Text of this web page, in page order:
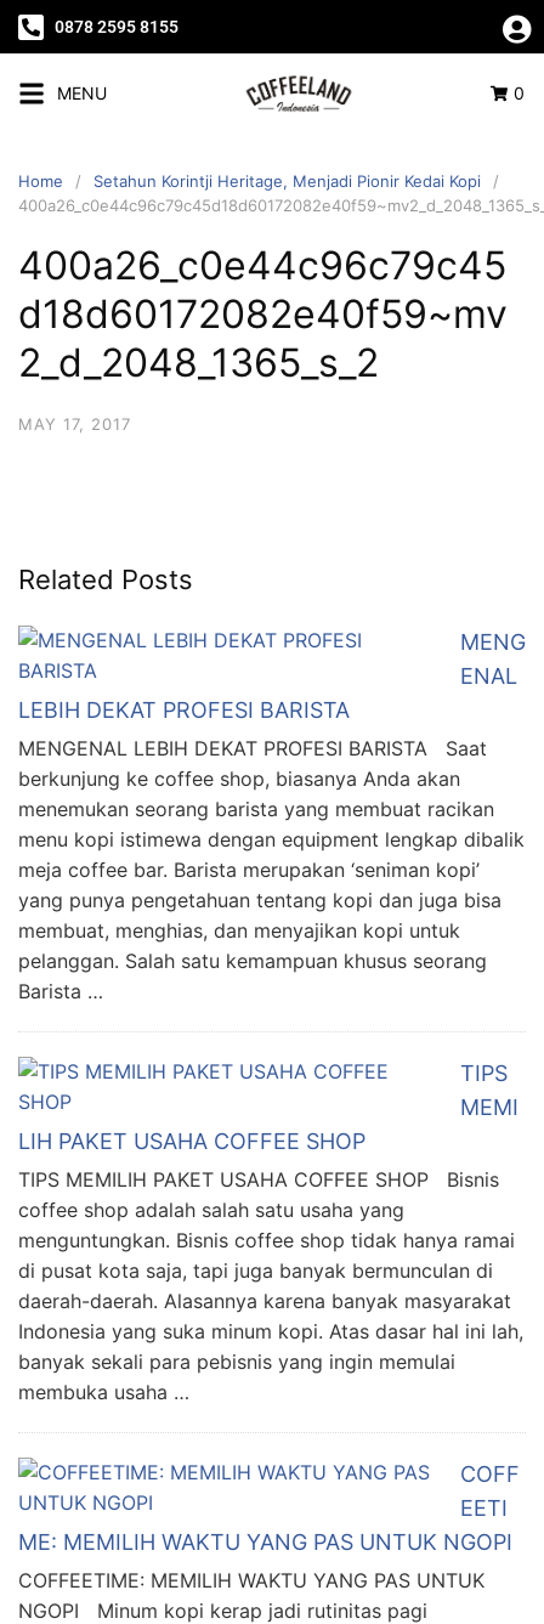
0878 2595 8155
MENU 0
Home
Setahun Korintji Heritage, Menjadi Pionir Kedai Kopi
400a26_c0e44c96c79c45
d18d60172082e40f59~mv
2_d_2048_1365_s_2
MAY 17, 2017
Related Posts
MENG
ENAL
LEBIH DEKAT PROFESI BARISTA
MENGENAL LEBIH DEKAT PROFESI BARISTA Saat
berkunjung ke coffee shop, biasanya Anda akan
menemukan seorang barista yang membuat racikan
menu kopi istimewa dengan equipment lengkap dibalik
meja coffee bar. Barista merupakan ‘seniman kopi’
yang punya pengetahuan tentang kopi dan juga bisa
membuat, menghias, dan menyajikan kopi untuk
pelanggan. Salah satu kemampuan khusus seorang
Barista …
TIPS
MEMI
LIH PAKET USAHA COFFEE SHOP
TIPS MEMILIH PAKET USAHA COFFEE SHOP Bisnis
coffee shop adalah salah satu usaha yang
menguntungkan. Bisnis coffee shop tidak hanya ramai
di pusat kota saja, tapi juga banyak bermunculan di
daerah-daerah. Alasannya karena banyak masyarakat
Indonesia yang suka minum kopi. Atas dasar hal ini lah,
banyak sekali para pebisnis yang ingin memulai
membuka usaha …
COFF
EETI
ME: MEMILIH WAKTU YANG PAS UNTUK NGOPI
COFFEETIME: MEMILIH WAKTU YANG PAS UNTUK
NGOPI Minum kopi kerap jadi rutinitas pagi